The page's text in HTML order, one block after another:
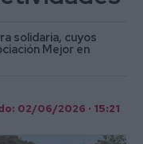
solidaria, cuyos
Mejor en
02/06/2026 · 15:21